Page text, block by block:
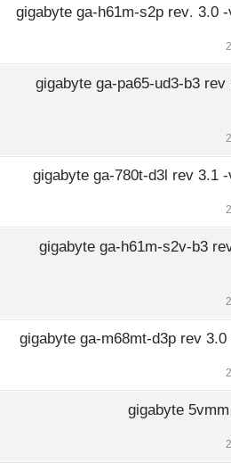
gigabyte ga-h61m-s2p rev. 3.0
gigabyte ga-pa65-ud3-b3
gigabyte ga-780t-d3l rev 3.1
gigabyte ga-h61m-s2v-b3
gigabyte ga-m68mt-d3p rev
gigabyte